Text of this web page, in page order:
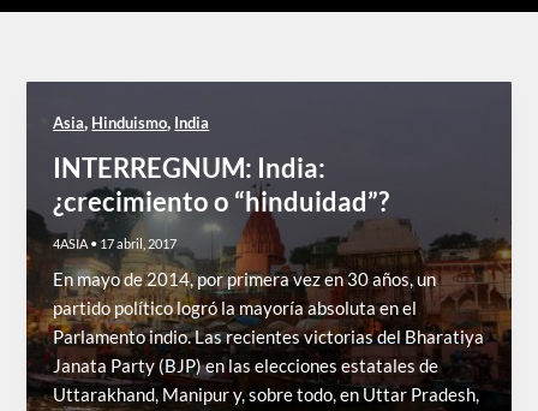
Asia, Hinduismo, India
INTERREGNUM: India:
¿crecimiento o “hinduidad”?
4ASIA • 17 abril, 2017
En mayo de 2014, por primera vez en 30 años, un
partido político logró la mayoría absoluta en el
Parlamento indio. Las recientes victorias del Bharatiya
Janata Party (BJP) en las elecciones estatales de
Uttarakhand, Manipur y, sobre todo, en Uttar Pradesh,